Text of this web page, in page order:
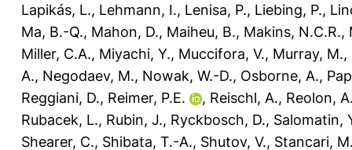
Lapikás, L., Lehmann, I., Lenisa, P., Liebing, P.,
Ma, B.-Q., Mahon, D., Maiheu, B., Makins, N.C.R.,
Miller, C.A., Miyachi, Y., Muccifora, V., Murray, M.,
A., Negodaev, M., Nowak, W.-D., Osborne, A.,
Reggiani, D., Reimer, P.E. , Reischl, A., Reolon,
Rubacek, L., Rubin, J., Ryckbosch, D., Salomatin,
Shearer, C., Shibata, T.-A., Shutov, V., Stancari,